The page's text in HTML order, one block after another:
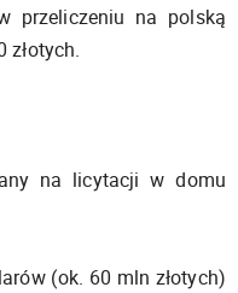
przeliczeniu na polską
złotych.
na licytacji w domu
(ok. 60 mln złotych)